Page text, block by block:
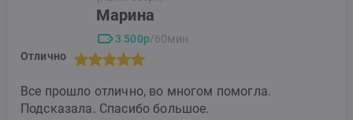
Марина
3 500р/60мин
Отлично
Все прошло отлично, во многом помогла.
Подсказала. Спасибо большое.